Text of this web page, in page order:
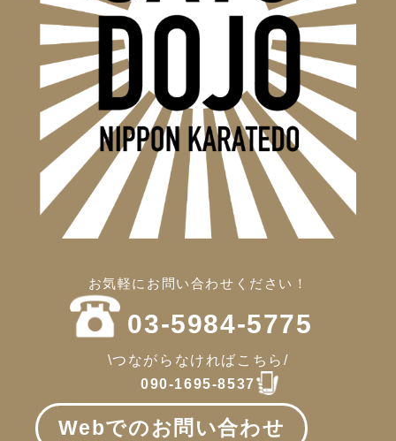
お気軽にお問い合わせください！
03-5984-5775
\つながらなければこちら/
090-1695-8537
Webでのお問い合わせ